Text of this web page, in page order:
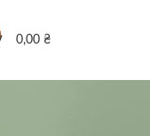
0,00 ₴